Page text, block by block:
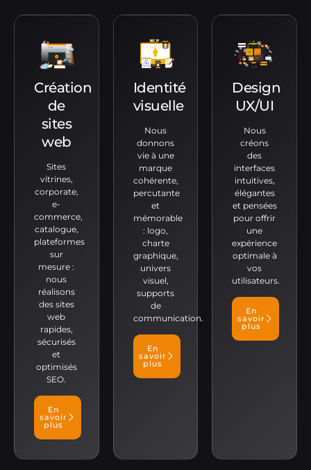
Création
de
sites
web
Sites
vitrines,
corporate,
e-
commerce,
catalogue,
plateformes
sur
mesure :
nous
réalisons
des sites
web
rapides,
sécurisés
et
optimisés
SEO.
En
savoir
plus
Identité
visuelle
Nous
donnons
vie à une
marque
cohérente,
percutante
et
mémorable
: logo,
charte
graphique,
univers
visuel,
supports
de
communication.
En
savoir
plus
Design
UX/UI
Nous
créons
des
interfaces
intuitives,
élégantes
et pensées
pour offrir
une
expérience
optimale à
vos
utilisateurs.
En
savoir
plus